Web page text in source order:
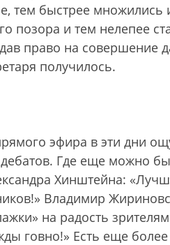
тем быстрее множились
позора и тем нелепее
право на совершение
получилось.
эфира в эти дни
Где еще можно
Хинштейна:
Владимир
на радость
говно!» Есть еще